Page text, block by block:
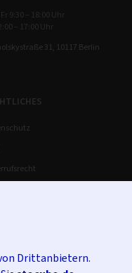
Drittanbietern.
9:30 – 18:00 Uhr
– 17:00 Uhr
31, 10117 Berlin